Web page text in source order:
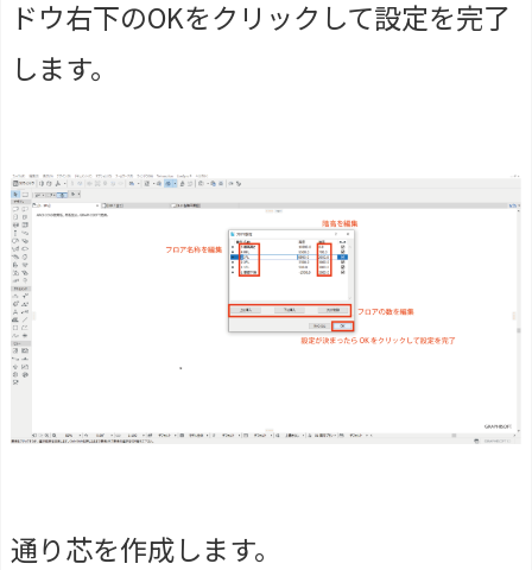
ドウ右下のOKをクリックして設定を完了
します。
通り芯を作成します。